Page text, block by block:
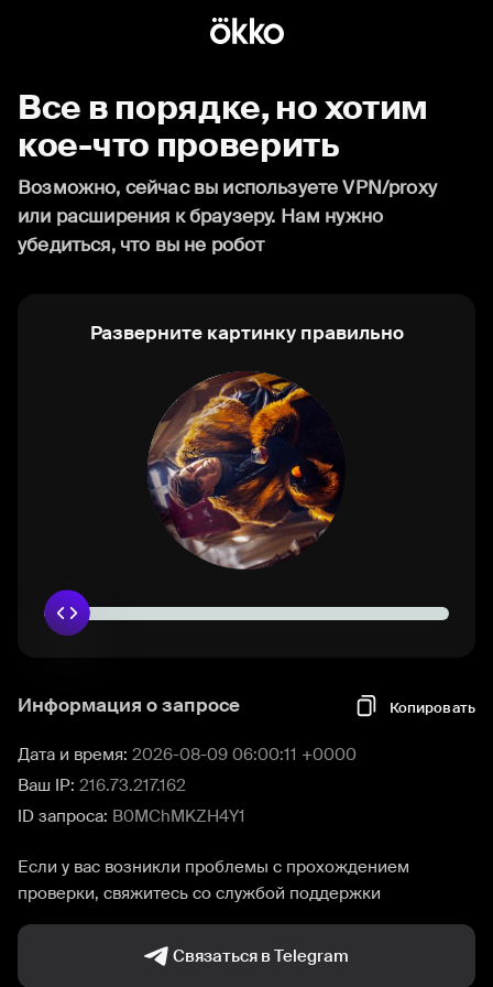
Все в порядке, но хотим
кое-что проверить
Возможно, сейчас вы используете VPN/proxy
или расширения к браузеру. Нам нужно
убедиться, что вы не робот
Разверните картинку правильно
Информация о запросе Копировать
Дата и время: 2026-08-09 06:00:11 +0000
Ваш IP: 216.73.217.162
ID запроса: B0MChMKZH4Y1
Если у вас возникли проблемы с прохождением
проверки, свяжитесь со службой поддержки
Связаться в Telegram